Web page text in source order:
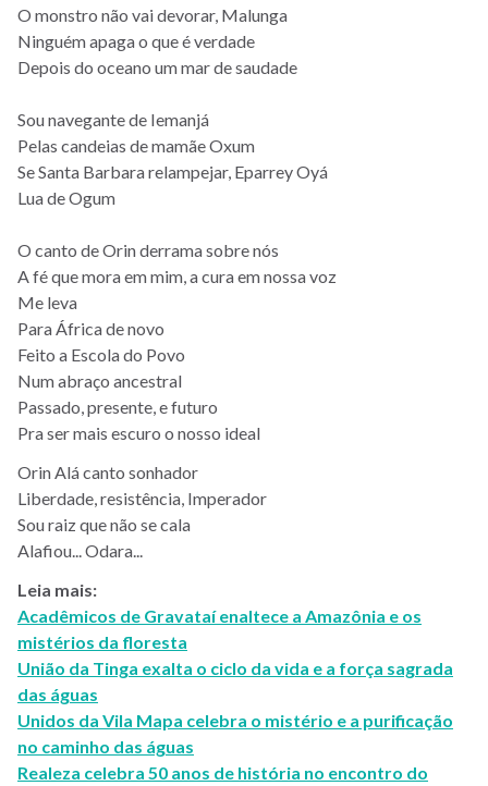
O monstro não vai devorar, Malunga
Ninguém apaga o que é verdade
Depois do oceano um mar de saudade
Sou navegante de Iemanjá
Pelas candeias de mamãe Oxum
Se Santa Barbara relampejar, Eparrey Oyá
Lua de Ogum
O canto de Orin derrama sobre nós
A fé que mora em mim, a cura em nossa voz
Me leva
Para África de novo
Feito a Escola do Povo
Num abraço ancestral
Passado, presente, e futuro
Pra ser mais escuro o nosso ideal
Orin Alá canto sonhador
Liberdade, resistência, Imperador
Sou raiz que não se cala
Alafiou... Odara...
Leia mais:
Acadêmicos de Gravataí enaltece a Amazônia e os
mistérios da floresta
União da Tinga exalta o ciclo da vida e a força sagrada
das águas
Unidos da Vila Mapa celebra o mistério e a purificação
no caminho das águas
Realeza celebra 50 anos de história no encontro do